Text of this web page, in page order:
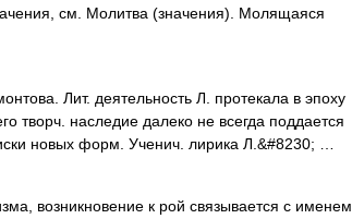
см. Молитва (значения). Молящаяся
Лит. деятельность Л. протекала в эпоху
творч. наследие далеко не всегда поддается
новых форм. Ученич. лирика Л.&#8230; …
возникновение к рой связывается с именем